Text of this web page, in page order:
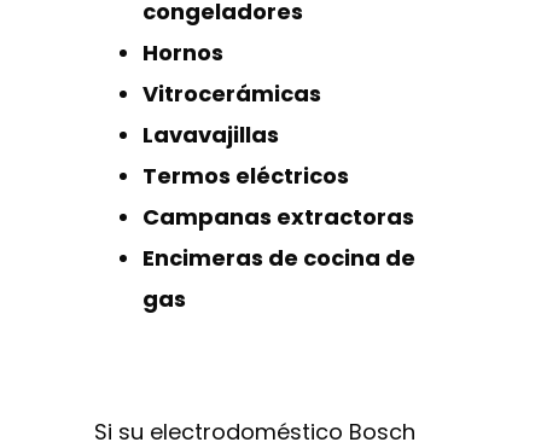
congeladores
Hornos
Vitrocerámicas
Lavavajillas
Termos eléctricos
Campanas extractoras
Encimeras de cocina de
gas
Si su electrodoméstico Bosch